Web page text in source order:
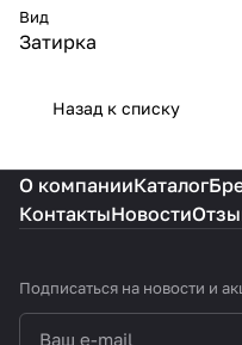
Вид
Затирка
Назад к списку
О компанииКаталог
КонтактыНовости
Подписаться на новости и